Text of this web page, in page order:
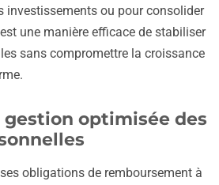
investissements ou pour consolider
une manière efficace de stabiliser
sans compromettre la croissance
optimisée des
obligations de remboursement à